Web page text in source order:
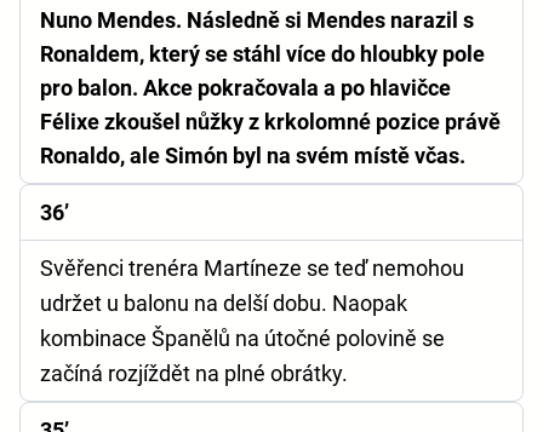
Nuno Mendes. Následně si Mendes narazil s
Ronaldem, který se stáhl více do hloubky pole
pro balon. Akce pokračovala a po hlavičce
Félixe zkoušel nůžky z krkolomné pozice právě
Ronaldo, ale Simón byl na svém místě včas.
36’
Svěřenci trenéra Martíneze se teď nemohou
udržet u balonu na delší dobu. Naopak
kombinace Španělů na útočné polovině se
začíná rozjíždět na plné obrátky.